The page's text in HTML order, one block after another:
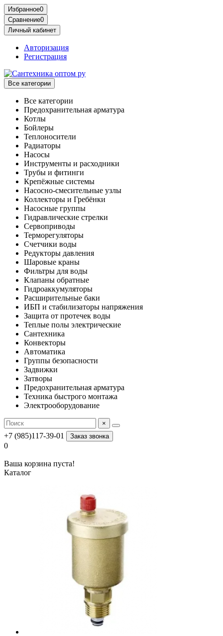
Избранное0
Сравнение0
Личный кабинет
Авторизация
Регистрация
Все категории
Все категории
Предохранительная арматура
Котлы
Бойлеры
Теплоносители
Радиаторы
Насосы
Инструменты и расходники
Трубы и фитинги
Крепёжные системы
Насосно-смесительные узлы
Коллекторы и Гребёнки
Насосные группы
Гидравлические стрелки
Сервоприводы
Терморегуляторы
Счетчики воды
Редукторы давления
Шаровые краны
Фильтры для воды
Клапаны обратные
Гидроаккумуляторы
Расширительные баки
ИБП и стабилизаторы напряжения
Защита от протечек воды
Теплые полы электрические
Сантехника
Конвекторы
Автоматика
Группы безопасности
Задвижки
Затворы
Предохранительная арматура
Техника быстрого монтажа
Электрооборудование
×
+7 (985)117-39-01 Заказ звонка
0
Ваша корзина пуста!
Каталог